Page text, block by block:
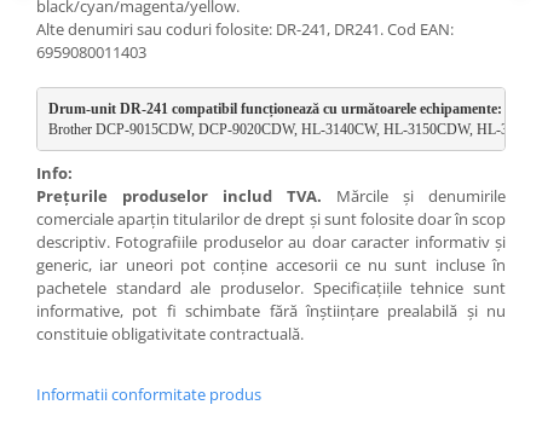
black/cyan/magenta/yellow.
Alte denumiri sau coduri folosite: DR-241, DR241. Cod EAN:
6959080011403
Drum-unit DR-241 compatibil funcționează cu următoarele echipamente:
Brother DCP-9015CDW, DCP-9020CDW, HL-3140CW, HL-3150CDW, HL-
Info:
Preţurile produselor includ TVA. Mărcile şi denumirile
comerciale aparţin titularilor de drept şi sunt folosite doar în scop
descriptiv. Fotografiile produselor au doar caracter informativ şi
generic, iar uneori pot conţine accesorii ce nu sunt incluse în
pachetele standard ale produselor. Specificaţiile tehnice sunt
informative, pot fi schimbate fără înştiinţare prealabilă şi nu
constituie obligativitate contractuală.
Informatii conformitate produs